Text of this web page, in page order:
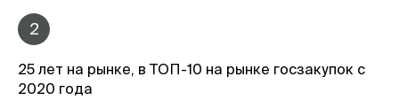
2
25 лет на рынке, в ТОП-10 на рынке госзакупок с
2020 года